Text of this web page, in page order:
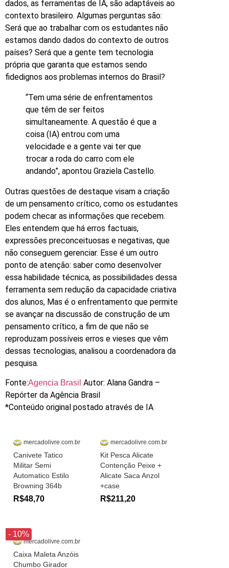
dados, as ferramentas de IA, são adaptáveis ao
contexto brasileiro. Algumas perguntas são:
Será que ao trabalhar com os estudantes não
estamos dando dados do contexto de outros
países? Será que a gente tem tecnologia
própria que garanta que estamos sendo
fidedignos aos problemas internos do Brasil?
“Tem uma série de enfrentamentos
que têm de ser feitos
simultaneamente. A questão é que a
coisa (IA) entrou com uma
velocidade e a gente vai ter que
trocar a roda do carro com ele
andando”, apontou Graziela Castello.
Outras questões de destaque visam a criação
de um pensamento crítico, como os estudantes
podem checar as informações que recebem.
Eles entendem que há erros factuais,
expressões preconceituosas e negativas, que
não conseguem gerenciar. Esse é um outro
ponto de atenção: saber como desenvolver
essa habilidade técnica, as possibilidades dessa
ferramenta sem redução da capacidade criativa
dos alunos, Mas é o enfrentamento que permite
se avançar na discussão de construção de um
pensamento crítico, a fim de que não se
reproduzam possíveis erros e vieses que vêm
dessas tecnologias, analisou a coordenadora da
pesquisa.
Fonte:Agencia Brasil Autor: Alana Gandra –
Repórter da Agência Brasil
*Conteúdo original postado através de IA
mercadolivre.com.br
Canivete Tatico
Militar Semi
Automatico Estilo
Browning 364b
R$48,70
mercadolivre.com.br
Kit Pesca Alicate
Contenção Peixe +
Alicate Saca Anzol
+case
R$211,20
- 10%
mercadolivre.com.br
Caixa Maleta Anzóis
Chumbo Girador